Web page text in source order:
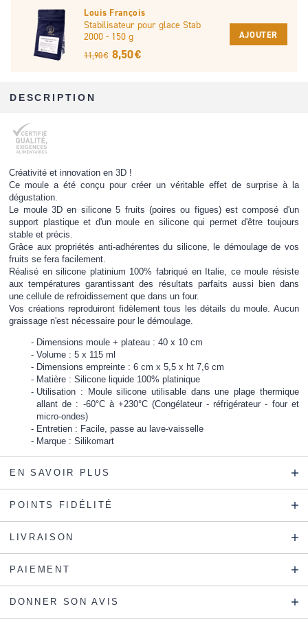
Louis François
Stabilisateur pour glace Stab
2000 - 150 g
11,90 € 8,50 €
AJOUTER
DESCRIPTION
Créativité et innovation en 3D !
Ce moule a été conçu pour créer un véritable effet de surprise à la
dégustation.
Le moule 3D en silicone 5 fruits (poires ou figues) est composé d'un
support plastique et d'un moule en silicone qui permet d'être toujours
stable et précis.
Grâce aux propriétés anti-adhérentes du silicone, le démoulage de vos
fruits se fera facilement.
Réalisé en silicone platinium 100% fabriqué en Italie, ce moule résiste
aux températures garantissant des résultats parfaits aussi bien dans
une cellule de refroidissement que dans un four.
Vos créations reproduiront fidèlement tous les détails du moule. Aucun
graissage n'est nécessaire pour le démoulage.
Dimensions moule + plateau : 40 x 10 cm
Volume : 5 x 115 ml
Dimensions empreinte : 6 cm x 5,5 x ht 7,6 cm
Matière : Silicone liquide 100% platinique
Utilisation : Moule silicone utilisable dans une plage thermique
allant de : -60°C à +230°C (Congélateur - réfrigérateur - four et
micro-ondes)
Entretien : Facile, passe au lave-vaisselle
Marque : Silikomart
EN SAVOIR PLUS
POINTS FIDÉLITÉ
LIVRAISON
PAIEMENT
DONNER SON AVIS